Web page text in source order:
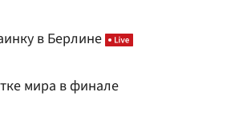
в Берлине
мира в финале